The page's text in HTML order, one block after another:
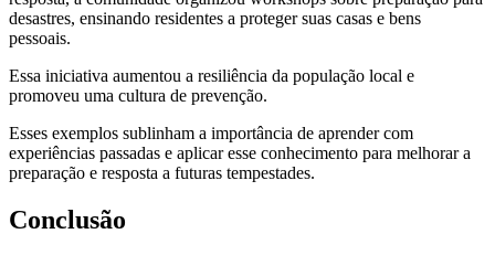
desastres, ensinando residentes a proteger suas casas e bens
pessoais.
Essa iniciativa aumentou a resiliência da população local e
promoveu uma cultura de prevenção.
Esses exemplos sublinham a importância de aprender com
experiências passadas e aplicar esse conhecimento para melhorar a
preparação e resposta a futuras tempestades.
Conclusão